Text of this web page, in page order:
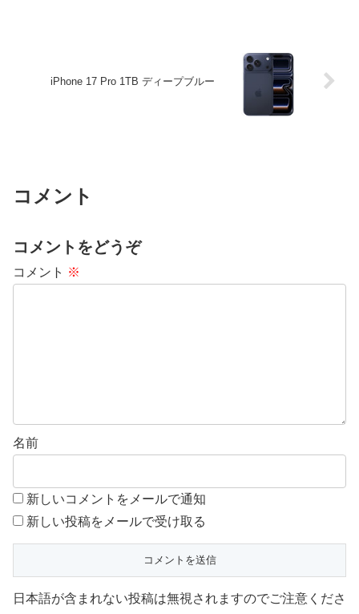
iPhone 17 Pro 1TB ディープブルー
コメント
コメントをどうぞ
コメント ※
名前
新しいコメントをメールで通知
新しい投稿をメールで受け取る
日本語が含まれない投稿は無視されますのでご注意くださ